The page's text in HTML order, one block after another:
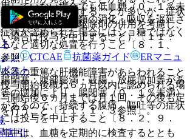
過とともに消失することが多いが、症状
は消化管内ガス駆除剤の併用を考慮し、
場合は投与を中止すること）〔１１．
等の重篤な肝機能障害があらわれること
与開始後概ね６ヵ月以内に認められる場
開始後６ヵ月までは月１回、その後も定
行うこと〔１１．１．３参照〕。
中は、血糖を定期的に検査するととも
していない場合でも低血糖（０．１％未
る。本剤は二糖類の消化・吸収を遅延さ
状が認められた場合にはショ糖ではなく
など適切な処置を行うこと〔８．１、
照〕。
閉塞：腹部膨満・鼓腸、放屁増加等があ
の増加により、腸閉塞（０．１％未満）
あるので、持続する腹痛、嘔吐等の症状
は投与を中止すること〔８．２、９．
ン CTCAE 抗菌薬ガイド
ERマニュ
ポスト
割引